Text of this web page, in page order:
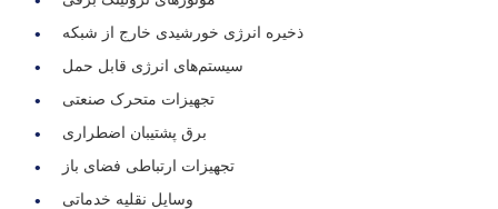
ذخیره انرژی خورشیدی خارج از شبکه
سیستم‌های انرژی قابل حمل
تجهیزات متحرک صنعتی
برق پشتیبان اضطراری
تجهیزات ارتباطی فضای باز
وسایل نقلیه خدماتی